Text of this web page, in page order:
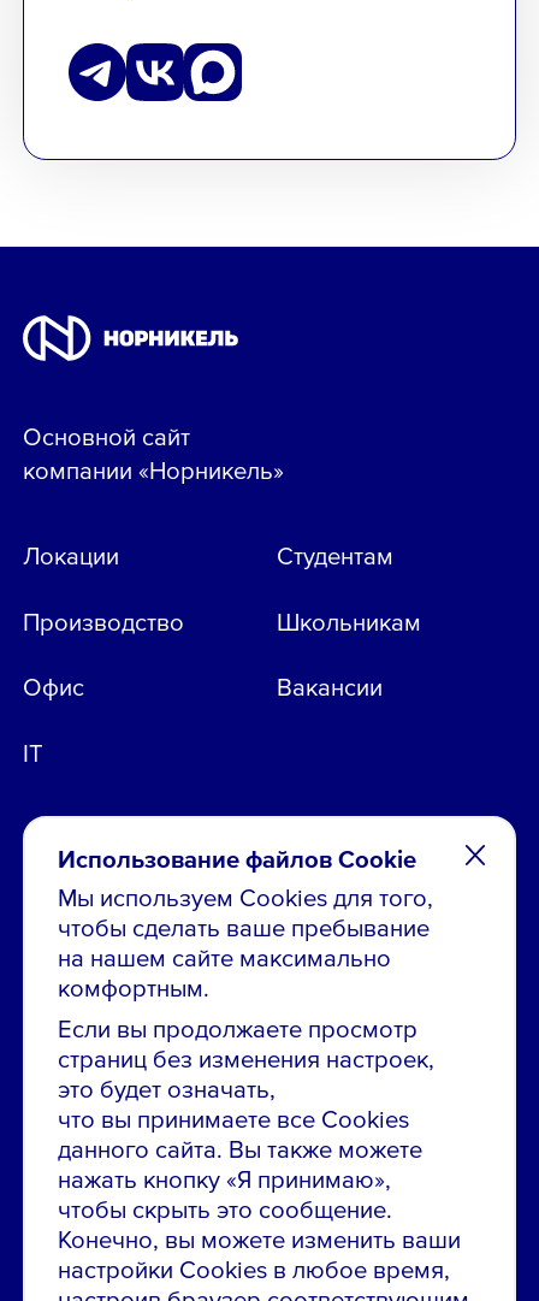
Использование файлов Cookie
Мы используем Cookies для того,
чтобы сделать ваше пребывание
на нашем сайте максимально
комфортным.
Если вы продолжаете просмотр
страниц без изменения настроек,
это будет означать,
что вы принимаете все Cookies
данного сайта. Вы также можете
нажать кнопку «Я принимаю»,
чтобы скрыть это сообщение.
Конечно, вы можете изменить ваши
настройки Cookies в любое время,
Остались вопросы по вакансиям?
Звони в контакт-центр:
8 800 700-19-43
Основной сайт
компании «Норникель»
Локации
Производство
Офис
IT
Студентам
Школьникам
Вакансии
Сообщить об ошибке на сайте
ПАО «ГМК «Норильский никель»
Использование материалов сайта
без согласования запрещено.
Российская Федерация, 123112, г. Москва, 1-й
Красногвардейский проезд., д. 15
Политика конфиденциальности